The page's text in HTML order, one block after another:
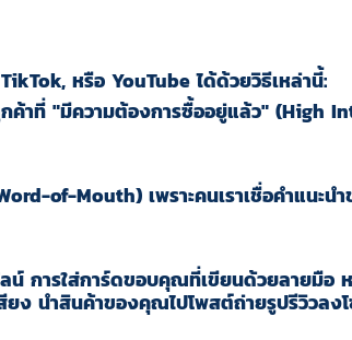
หรือ YouTube ได้ด้วยวิธีเหล่านี้:
ค้าที่ "มีความต้องการซื้ออยู่แล้ว" (High
of-Mouth) เพราะคนเราเชื่อคำแนะน
น์ การใส่การ์ดขอบคุณที่เขียนด้วยลายมือ
ยง นำสินค้าของคุณไปโพสต์ถ่ายรูปรีวิวลง